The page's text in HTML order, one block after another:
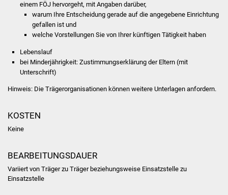
Zehntscheuer
Bürgerhaus
Kulturhalle
einem FÖJ hervorgeht, mit Angaben darüber,
warum Ihre Entscheidung gerade auf die angegebene Einrichtung
gefallen ist und
welche Vorstellungen Sie von Ihrer künftigen Tätigkeit haben
Lebenslauf
bei Minderjährigkeit: Zustimmungserklärung der Eltern (mit
Unterschrift)
Hinweis: Die Trägerorganisationen können weitere Unterlagen anfordern.
KOSTEN
Keine
BEARBEITUNGSDAUER
Variiert von Träger zu Träger beziehungsweise Einsatzstelle zu
Einsatzstelle